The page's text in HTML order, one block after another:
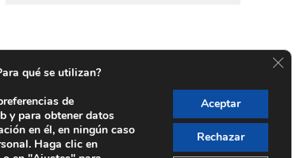
en España
qué se utilizan?
de
y para obtener datos
en él, en ningún caso
Haga clic en
Aceptar
Rechazar